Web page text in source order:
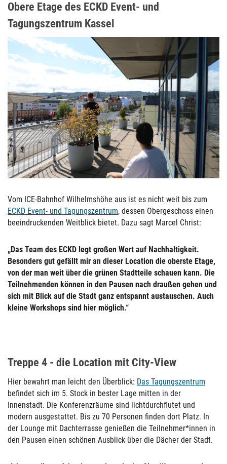
Obere Etage des ECKD Event- und
Tagungszentrum Kassel
Vom ICE-Bahnhof Wilhelmshöhe aus ist es nicht weit bis zum
ECKD Event- und Tagungszentrum, dessen Obergeschoss einen
beeindruckenden Weitblick bietet. Dazu sagt Marcel Christ:
„Das Team des ECKD legt großen Wert auf Nachhaltigkeit.
Besonders gut gefällt mir an dieser Location die oberste Etage,
von der man weit über die grünen Stadtteile schauen kann. Die
Teilnehmenden können in den Pausen nach draußen gehen und
sich mit Blick auf die Stadt ganz entspannt austauschen. Auch
kleine Workshops sind hier möglich.“
Treppe 4 - die Location mit City-View
Hier bewahrt man leicht den Überblick: Das Tagungszentrum
befindet sich im 5. Stock in bester Lage mitten in der
Innenstadt. Die Konferenzräume sind lichtdurchflutet und
modern ausgestattet. Bis zu 70 Personen finden dort Platz. In
der Lounge mit Dachterrasse genießen die Teilnehmer*innen in
den Pausen einen schönen Ausblick über die Dächer der Stadt.